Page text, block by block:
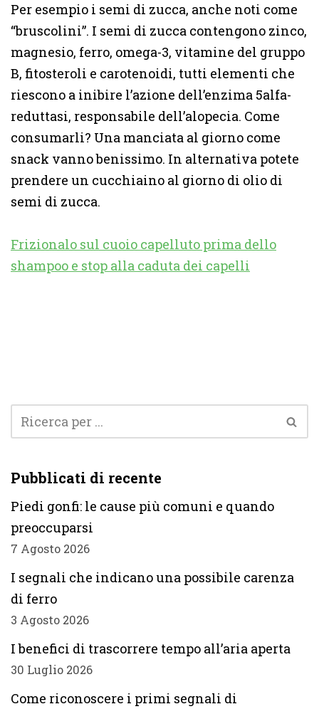
Per esempio i semi di zucca, anche noti come
“bruscolini”. I semi di zucca contengono zinco,
magnesio, ferro, omega-3, vitamine del gruppo
B, fitosteroli e carotenoidi, tutti elementi che
riescono a inibire l’azione dell’enzima 5alfa-
reduttasi, responsabile dell’alopecia. Come
consumarli? Una manciata al giorno come
snack vanno benissimo. In alternativa potete
prendere un cucchiaino al giorno di olio di
semi di zucca.
Frizionalo sul cuoio capelluto prima dello
shampoo e stop alla caduta dei capelli
Pubblicati di recente
Piedi gonfi: le cause più comuni e quando
preoccuparsi
7 Agosto 2026
I segnali che indicano una possibile carenza
di ferro
3 Agosto 2026
I benefici di trascorrere tempo all’aria aperta
30 Luglio 2026
Come riconoscere i primi segnali di